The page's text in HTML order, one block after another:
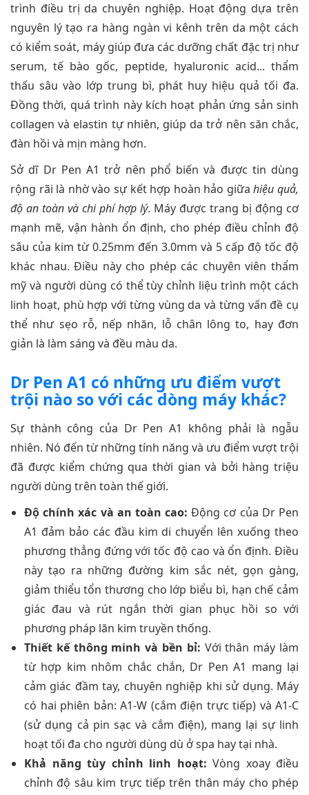
trình điều trị da chuyên nghiệp. Hoạt động dựa trên
nguyên lý tạo ra hàng ngàn vi kênh trên da một cách
có kiểm soát, máy giúp đưa các dưỡng chất đặc trị như
serum, tế bào gốc, peptide, hyaluronic acid... thẩm
thấu sâu vào lớp trung bì, phát huy hiệu quả tối đa.
Đồng thời, quá trình này kích hoạt phản ứng sản sinh
collagen và elastin tự nhiên, giúp da trở nên săn chắc,
đàn hồi và mịn màng hơn.
Sở dĩ Dr Pen A1 trở nên phổ biến và được tin dùng
rộng rãi là nhờ vào sự kết hợp hoàn hảo giữahiệu quả,
độ an toàn và chi phí hợp lý. Máy được trang bị động cơ
mạnh mẽ, vận hành ổn định, cho phép điều chỉnh độ
sâu của kim từ 0.25mm đến 3.0mm và 5 cấp độ tốc độ
khác nhau. Điều này cho phép các chuyên viên thẩm
mỹ và người dùng có thể tùy chỉnh liệu trình một cách
linh hoạt, phù hợp với từng vùng da và từng vấn đề cụ
thể như sẹo rỗ, nếp nhăn, lỗ chân lông to, hay đơn
giản là làm sáng và đều màu da.
Dr Pen A1 có những ưu điểm vượt
trội nào so với các dòng máy khác?
Sự thành công của Dr Pen A1 không phải là ngẫu
nhiên. Nó đến từ những tính năng và ưu điểm vượt trội
đã được kiểm chứng qua thời gian và bởi hàng triệu
người dùng trên toàn thế giới.
Độ chính xác và an toàn cao: Động cơ của Dr Pen
A1 đảm bảo các đầu kim di chuyển lên xuống theo
phương thẳng đứng với tốc độ cao và ổn định. Điều
này tạo ra những đường kim sắc nét, gọn gàng,
giảm thiểu tổn thương cho lớp biểu bì, hạn chế cảm
giác đau và rút ngắn thời gian phục hồi so với
phương pháp lăn kim truyền thống.
Thiết kế thông minh và bền bỉ: Với thân máy làm
từ hợp kim nhôm chắc chắn, Dr Pen A1 mang lại
cảm giác đầm tay, chuyên nghiệp khi sử dụng. Máy
có hai phiên bản: A1-W (cắm điện trực tiếp) và A1-C
(sử dụng cả pin sạc và cắm điện), mang lại sự linh
hoạt tối đa cho người dùng dù ở spa hay tại nhà.
Khả năng tùy chỉnh linh hoạt: Vòng xoay điều
chỉnh độ sâu kim trực tiếp trên thân máy cho phép